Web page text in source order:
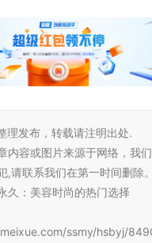
理发布，转载请注明出处.
内容或图片来源于网络，我
,请联系我们在第一时间删除。
久：美容时尚的热门选择
ssmy/hsbyj/